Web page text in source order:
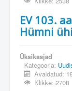
EV 103.
Hümni
Üksikasjad
Kategooria:
Avaldatud:
Klikke: 2708